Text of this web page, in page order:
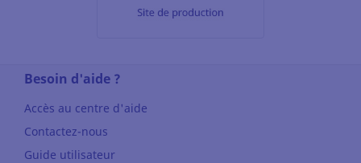
Besoin d'aide ?
Accès au centre d'aide
Contactez-nous
Guide utilisateur